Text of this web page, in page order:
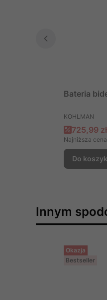
Bateria
PRODUCENT
KOHLMAN
Cena
725,99 zł
Najniższa
Do
Innym
Okazja
Bestseller